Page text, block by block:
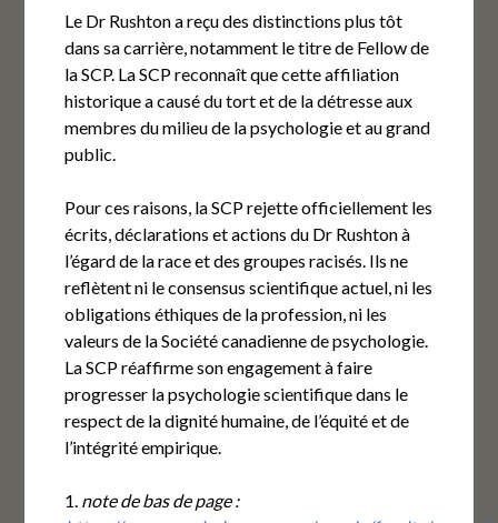
Le Dr Rushton a reçu des distinctions plus tôt
dans sa carrière, notamment le titre de Fellow de
la SCP. La SCP reconnaît que cette affiliation
historique a causé du tort et de la détresse aux
membres du milieu de la psychologie et au grand
public.
Pour ces raisons, la SCP rejette officiellement les
écrits, déclarations et actions du Dr Rushton à
l’égard de la race et des groupes racisés. Ils ne
reflètent ni le consensus scientifique actuel, ni les
obligations éthiques de la profession, ni les
valeurs de la Société canadienne de psychologie.
La SCP réaffirme son engagement à faire
progresser la psychologie scientifique dans le
respect de la dignité humaine, de l’équité et de
l’intégrité empirique.
1. note de bas de page :